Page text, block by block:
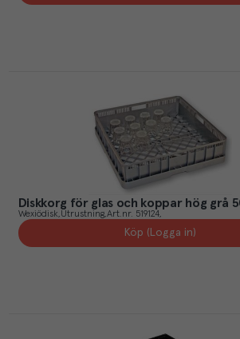
Diskkorg för glas och koppar hög grå
Wexiödisk Utrustning Art.nr. 519124
Köp (Logga in)